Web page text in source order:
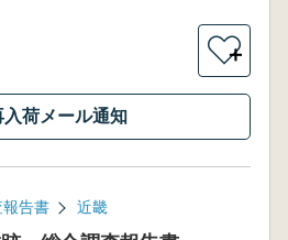
＋
入荷メール通知
告書 近畿